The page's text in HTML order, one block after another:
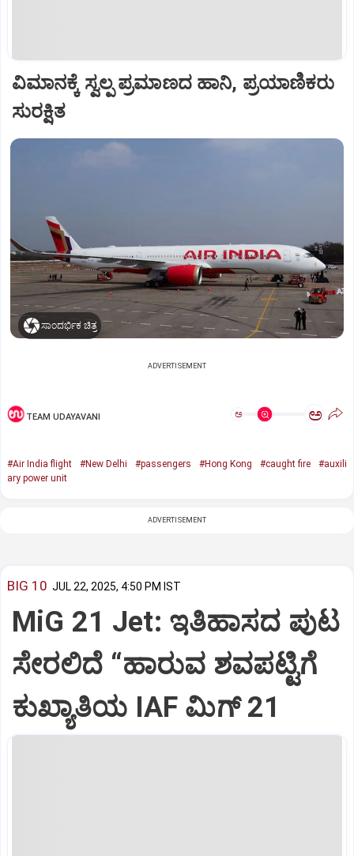
ವಿಮಾನಕ್ಕೆ ಸ್ವಲ್ಪ ಪ್ರಮಾಣದ ಹಾನಿ, ಪ್ರಯಾಣಿಕರು
ಸುರಕ್ಷಿತ
ಸಾಂದರ್ಭಿಕ ಚಿತ್ರ
ADVERTISEMENT
TEAM UDAYAVANI ಅ ಅ
#Air India flight #New Delhi #passengers #Hong Kong #caught fire
#auxili
ary power unit
ADVERTISEMENT
BIG 10 JUL 22, 2025, 4:50 PM IST
MiG 21 Jet: ಇತಿಹಾಸದ ಪುಟ
ಸೇರಲಿದೆ “ಹಾರುವ ಶವಪಟ್ಟಿಗೆ
ಕುಖ್ಯಾತಿಯ IAF ಮಿಗ್‌ 21